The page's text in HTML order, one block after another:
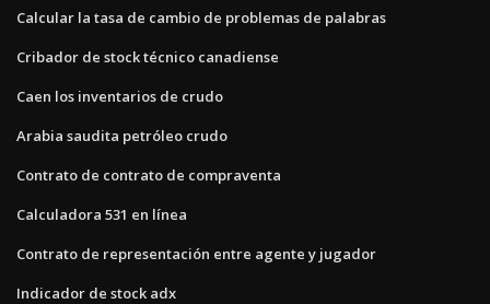
Calcular la tasa de cambio de problemas de palabras
Cribador de stock técnico canadiense
Caen los inventarios de crudo
Arabia saudita petróleo crudo
Contrato de contrato de compraventa
Calculadora 531 en línea
Contrato de representación entre agente y jugador
Indicador de stock adx